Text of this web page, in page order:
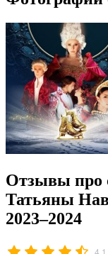
Отзывы про
Татьяны
2023–2024